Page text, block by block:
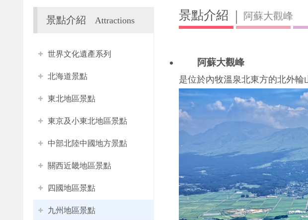
景點介紹 Attractions
世界文化遺產系列
北海道景點
東北地區景點
東京及小東北地區景點
中部北陸中國地方景點
關西近畿地區景點
四國地區景點
九州地區景點
景點介紹 阿蘇大觀峰
阿蘇大觀峰
是位於內牧溫泉北東方的北外輪